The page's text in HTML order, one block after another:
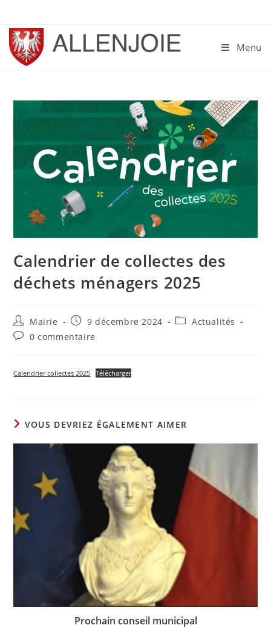
content
Menu
Calendrier de collectes des
déchets ménagers 2025
Auteur/autrice
de
la
Mairie
Publication
publiée :
9 décembre 2024
PostActualités
Commentaires
publication :
0 commentaire
Calendrier collectes 2025 Télécharger
VOUS DEVRIEZ ÉGALEMENT AIMER
Prochain conseil municipal